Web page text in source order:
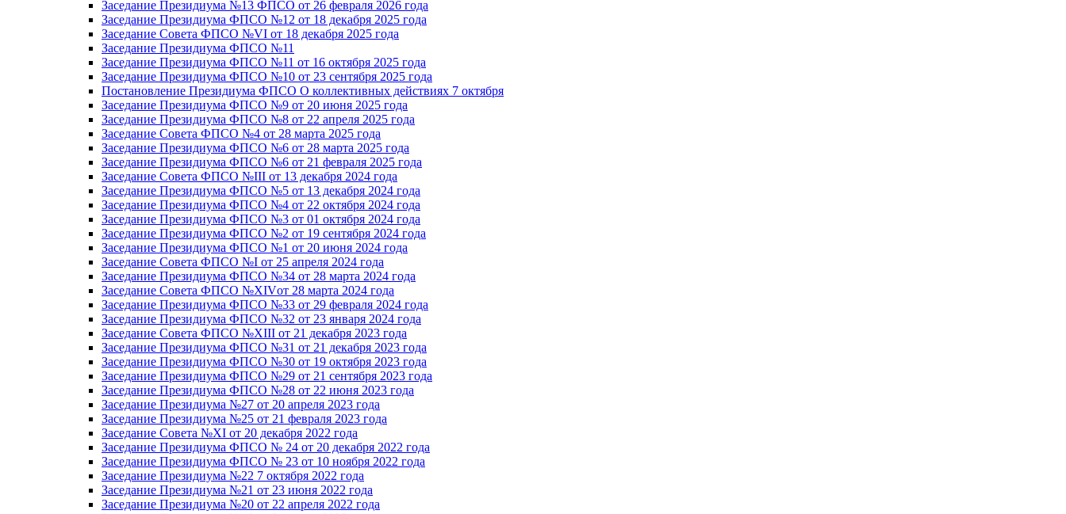
Заседание Президиума №13 ФПСО от 26 февраля 2026 года
Заседание Президиума ФПСО №12 от 18 декабря 2025 года
Заседание Совета ФПСО №VI от 18 декабря 2025 года
Заседание Президиума ФПСО №11
Заседание Президиума ФПСО №11 от 16 октября 2025 года
Заседание Президиума ФПСО №10 от 23 сентября 2025 года
Постановление Президиума ФПСО О коллективных действиях 7 октября
Заседание Президиума ФПСО №9 от 20 июня 2025 года
Заседание Президиума ФПСО №8 от 22 апреля 2025 года
Заседание Совета ФПСО №4 от 28 марта 2025 года
Заседание Президиума ФПСО №6 от 28 марта 2025 года
Заседание Президиума ФПСО №6 от 21 февраля 2025 года
Заседание Совета ФПСО №III от 13 декабря 2024 года
Заседание Президиума ФПСО №5 от 13 декабря 2024 года
Заседание Президиума ФПСО №4 от 22 октября 2024 года
Заседание Президиума ФПСО №3 от 01 октября 2024 года
Заседание Президиума ФПСО №2 от 19 сентября 2024 года
Заседание Президиума ФПСО №1 от 20 июня 2024 года
Заседание Совета ФПСО №I от 25 апреля 2024 года
Заседание Президиума ФПСО №34 от 28 марта 2024 года
Заседание Совета ФПСО №XIVот 28 марта 2024 года
Заседание Президиума ФПСО №33 от 29 февраля 2024 года
Заседание Президиума ФПСО №32 от 23 января 2024 года
Заседание Совета ФПСО №XIII от 21 декабря 2023 года
Заседание Президиума ФПСО №31 от 21 декабря 2023 года
Заседание Президиума ФПСО №30 от 19 октября 2023 года
Заседание Президиума ФПСО №29 от 21 сентября 2023 года
Заседание Президиума ФПСО №28 от 22 июня 2023 года
Заседание Президиума №27 от 20 апреля 2023 года
Заседание Президиума №25 от 21 февраля 2023 года
Заседание Совета №XI от 20 декабря 2022 года
Заседание Президиума ФПСО № 24 от 20 декабря 2022 года
Заседание Президиума ФПСО № 23 от 10 ноября 2022 года
Заседание Президиума №22 7 октября 2022 года
Заседание Президиума №21 от 23 июня 2022 года
Заседание Президиума №20 от 22 апреля 2022 года